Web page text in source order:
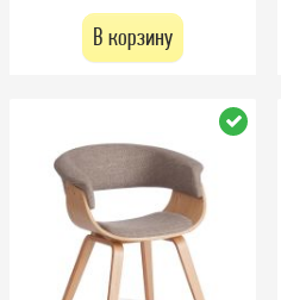
В корзину